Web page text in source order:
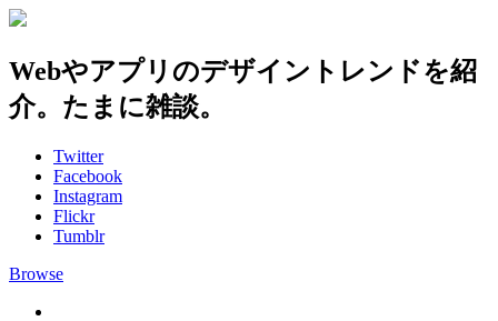
Webやアプリのデザイントレンドを紹
介。たまに雑談。
Twitter
Facebook
Instagram
Flickr
Tumblr
Browse